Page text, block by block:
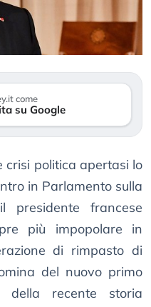
come
su Google
politica apertasi lo
in Parlamento sulla
presidente francese
più impopolare in
di rimpasto di
del nuovo primo
recente storia